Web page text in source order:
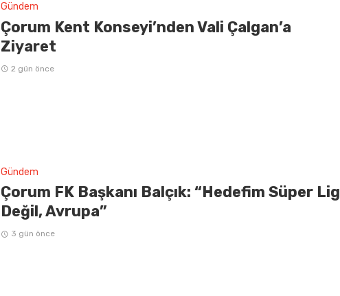
Gündem
Çorum Kent Konseyi’nden Vali Çalgan’a
Ziyaret
2 gün önce
Gündem
Çorum FK Başkanı Balçık: “Hedefim Süper Lig
Değil, Avrupa”
3 gün önce